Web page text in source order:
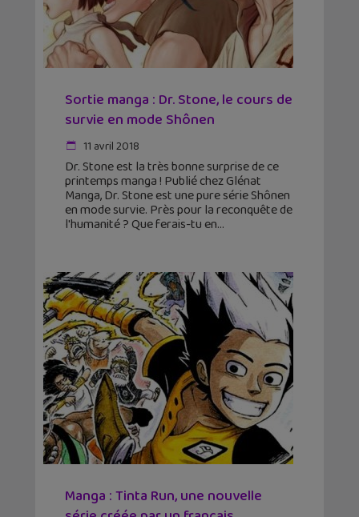
Sortie manga : Dr. Stone, le cours de
survie en mode Shônen
11 avril 2018
Dr. Stone est la très bonne surprise de ce
printemps manga ! Publié chez Glénat
Manga, Dr. Stone est une pure série Shônen
en mode survie. Près pour la reconquête de
l'humanité ? Que ferais-tu en
Manga : Tinta Run, une nouvelle